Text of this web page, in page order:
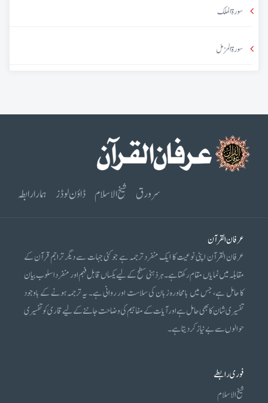
سورۃ الملک
سورۃ المزمل
سرورق شیخ الاسلام ڈاؤن لوڈز ہمارا رابطہ
عرفان القرآن
عرفان القرآن اپنی نوعیت کا ایک منفرد ترجمہ ہے جو کئی جہات سے دیگر تراجم قرآن کے
مقابلہ میں نمایاں مقام رکھتا ہے۔ ہر ذہنی سطح کے لیے یکساں قابل فہم اور منفرد اسلوب بیان
کا حامل ہے، جس میں بامحاورہ زبان کی سلاست اور روانی ہے۔ یہ ترجمہ ہونے کے باوجود
تفسیری شان کا بھی حامل ہے اور آیات کے مفاہیم کی وضاحت جاننے کے لیے قاری کو تفسیری
حوالوں سے بے نیاز کر دیتا ہے۔
فوری رابطے
شیخ الاسلام